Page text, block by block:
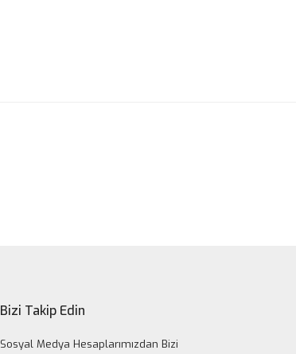
Bizi Takip Edin
Sosyal Medya Hesaplarımızdan Bizi